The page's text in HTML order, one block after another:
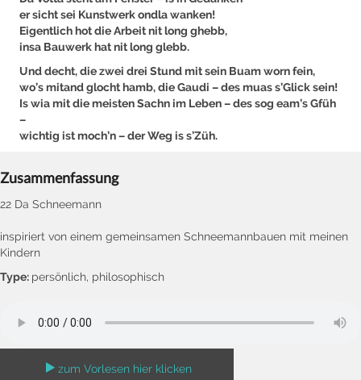
er sicht sei Kunstwerk ondla wanken!
Eigentlich hot die Arbeit nit long ghebb,
insa Bauwerk hat nit long glebb.
Und decht, die zwei drei Stund mit sein Buam worn fein,
wo’s mitand glocht hamb, die Gaudi – des muas s’Glick sein!
Is wia mit die meisten Sachn im Leben – des sog eam’s Gfüh
–
wichtig ist moch’n – der Weg is s’Züh.
Zusammenfassung
22 Da Schneemann
inspiriert von einem gemeinsamen Schneemannbauen mit meinen
Kindern
Type: persönlich, philosophisch
zum Vorlesen hier klicken